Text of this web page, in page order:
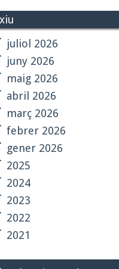
juliol 2026
juny 2026
maig 2026
abril 2026
març 2026
febrer 2026
gener 2026
2025
2024
2023
2022
2021